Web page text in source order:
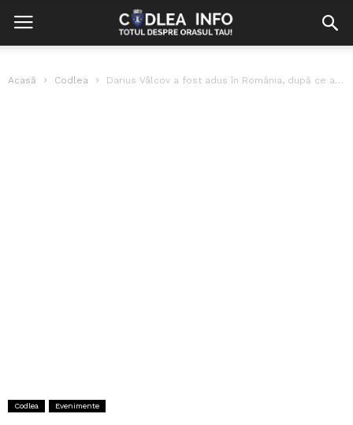
Acasă Codlea Darius Vâlcov a fost adus în România, după ce a fost extrădat...
Codlea Evenimente